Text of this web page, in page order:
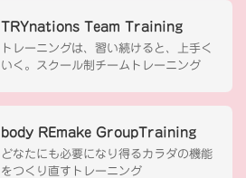
TRYnations Team Training
トレーニングは、習い続けると、上手く
いく。スクール制チームトレーニング
body REmake GroupTraining
どなたにも必要になり得るカラダの機能
をつくり直すトレーニング